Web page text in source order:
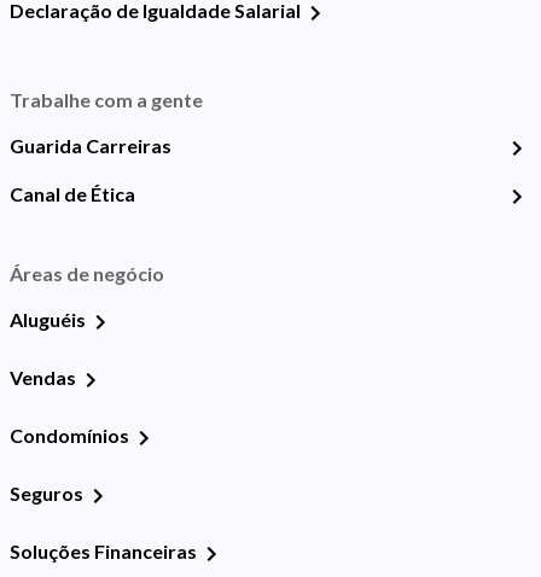
Declaração de Igualdade Salarial
Trabalhe com a gente
Guarida Carreiras
Canal de Ética
Áreas de negócio
Aluguéis
Vendas
Condomínios
Seguros
Soluções Financeiras